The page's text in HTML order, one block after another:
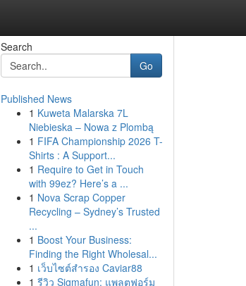
Search
Go
Published News
1 Kuweta Malarska 7L
Niebieska – Nowa z Plombą
1 FIFA Championship 2026 T-
Shirts : A Support...
1 Require to Get in Touch
with 99ez? Here’s a ...
1 Nova Scrap Copper
Recycling – Sydney’s Trusted
...
1 Boost Your Business:
Finding the Right Wholesal...
1 เว็บไซต์สำรอง Caviar88
1 รีวิว Sigmafun: แพลตฟอร์ม